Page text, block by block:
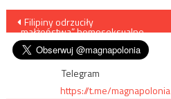
Nawigacja
wpisu
Filipiny odrzuciły
„małżeństwa” homoseksualne
Telegram
https://t.me/magnapolonia